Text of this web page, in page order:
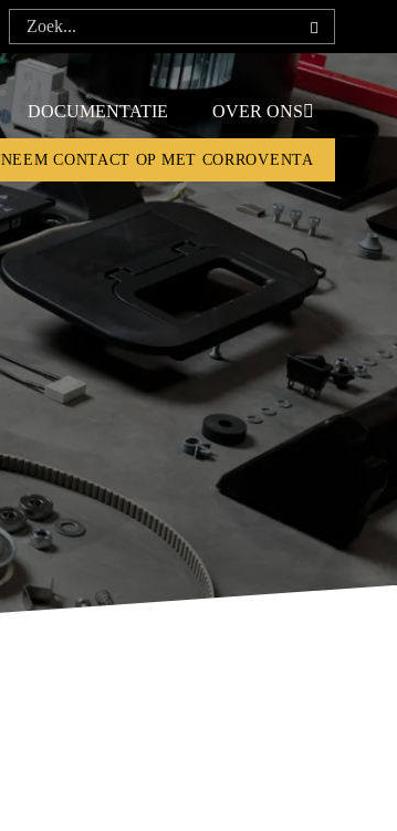
DOCUMENTATIE OVER ONS
NEEM CONTACT OP MET CORROVENTA